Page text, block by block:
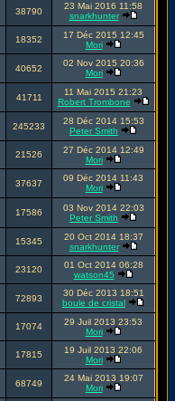
38790
23 Mai 2016 11:58
snarkhunter
18352
17 Déc 2015 12:45
Mori
40652
02 Nov 2015 20:36
Mori
41711
11 Mai 2015 21:23
Robert Trombone
245233
28 Déc 2014 15:53
Peter Smith
21526
27 Déc 2014 12:49
Mori
37637
09 Déc 2014 11:43
Mori
17586
03 Nov 2014 22:03
Peter Smith
15345
20 Oct 2014 18:37
snarkhunter
23120
01 Oct 2014 06:28
watson45
72893
30 Déc 2013 18:51
boule de cristal
17074
29 Juil 2013 23:53
Mori
17815
19 Juil 2013 22:06
Mori
68749
24 Mai 2013 19:07
Mori